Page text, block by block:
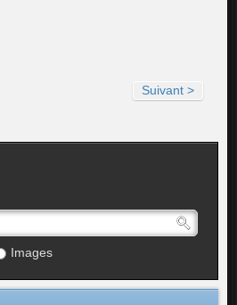
Suivant >
Images